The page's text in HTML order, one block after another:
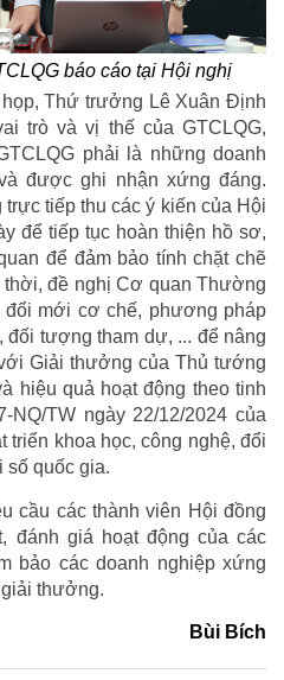
báo cáo tại Hội nghị
Thứ trưởng Lê Xuân Định
trò và vị thế của GTCLQG,
phải là những doanh
được ghi nhận xứng đáng​.
tiếp thu các ý kiến của Hội
để tiếp tục hoàn thiện hồ sơ,
để đảm bảo tính chặt chẽ
đề nghị Cơ quan Thường
đổi mới cơ chế, phương pháp
đối tượng tham dự, ... để nâng
Giải thưởng của Thủ tướng
hiệu quả hoạt động theo tinh
TW ngày 22/12/2024 của
triển khoa học, công nghệ, đổi
số quốc gia.
cầu các thành viên Hội đồng
đánh giá hoạt động của các
bảo các doanh nghiệp xứng
thưởng​.
Bùi Bích